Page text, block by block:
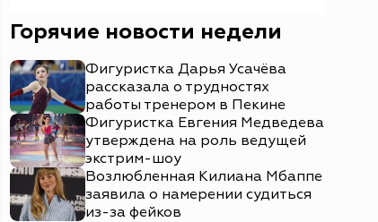
Горячие новости недели
Фигуристка Дарья Усачёва
рассказала о трудностях
работы тренером в Пекине
Фигуристка Евгения Медведева
утверждена на роль ведущей
экстрим-шоу
Возлюбленная Килиана Мбаппе
заявила о намерении судиться
из-за фейков